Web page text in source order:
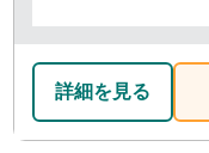
ありがとうござい
詳細を見る